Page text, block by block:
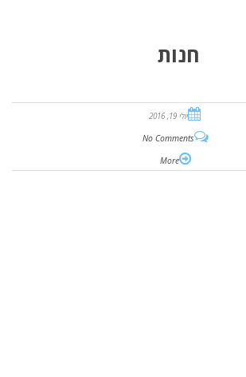
חנות
יולי 19, 2016
No Comments
More